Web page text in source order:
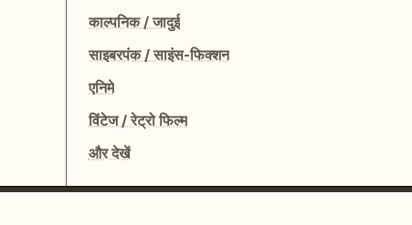
काल्पनिक / जादुई
साइबरपंक / साइंस-फिक्शन
एनिमे
विंटेज / रेट्रो फिल्म
और देखें